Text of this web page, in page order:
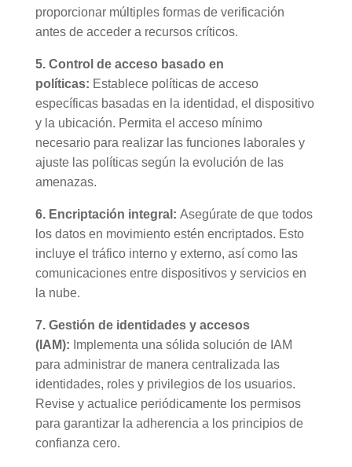
proporcionar múltiples formas de verificación
antes de acceder a recursos críticos.
5. Control de acceso basado en
políticas: Establece políticas de acceso
específicas basadas en la identidad, el dispositivo
y la ubicación. Permita el acceso mínimo
necesario para realizar las funciones laborales y
ajuste las políticas según la evolución de las
amenazas.
6. Encriptación integral: Asegúrate de que todos
los datos en movimiento estén encriptados. Esto
incluye el tráfico interno y externo, así como las
comunicaciones entre dispositivos y servicios en
la nube.
7. Gestión de identidades y accesos
(IAM): Implementa una sólida solución de IAM
para administrar de manera centralizada las
identidades, roles y privilegios de los usuarios.
Revise y actualice periódicamente los permisos
para garantizar la adherencia a los principios de
confianza cero.